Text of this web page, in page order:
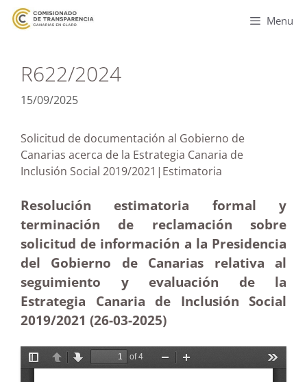
Menu
R622/2024
15/09/2025
Solicitud de documentación al Gobierno de
Canarias acerca de la Estrategia Canaria de
Inclusión Social 2019/2021|Estimatoria
Resolución estimatoria formal y
terminación de reclamación sobre
solicitud de información a la Presidencia
del Gobierno de Canarias relativa al
seguimiento y evaluación de la
Estrategia Canaria de Inclusión Social
2019/2021 (26-03-2025)